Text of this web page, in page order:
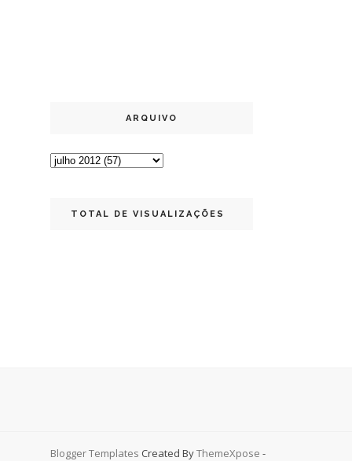
ARQUIVO
TOTAL DE VISUALIZAÇÕES
Blogger Templates Created ByThemeXpose -